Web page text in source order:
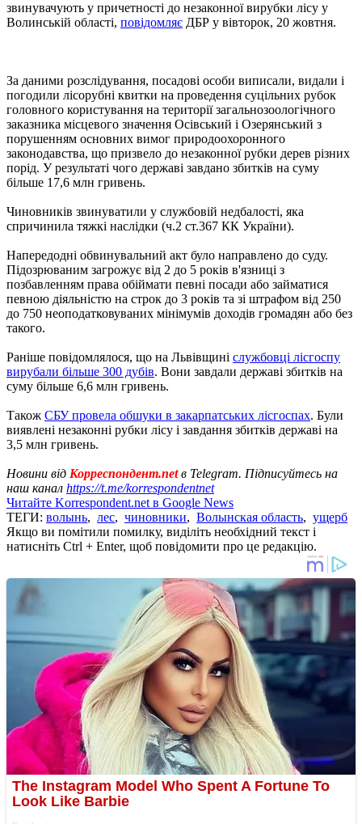
звинувачують у причетності до незаконної вирубки лісу у
Волинській області, повідомляє ДБР у вівторок, 20 жовтня.
За даними розслідування, посадові особи виписали, видали і
погодили лісорубні квитки на проведення суцільних рубок
головного користування на території загальнозоологічного
заказника місцевого значення Осівський і Озерянський з
порушенням основних вимог природоохоронного
законодавства, що призвело до незаконної рубки дерев різних
порід. У результаті чого державі завдано збитків на суму
більше 17,6 млн гривень.
Чиновників звинуватили у службовій недбалості, яка
спричинила тяжкі наслідки (ч.2 ст.367 КК України).
Напередодні обвинувальний акт було направлено до суду.
Підозрюваним загрожує від 2 до 5 років в'язниці з
позбавленням права обіймати певні посади або займатися
певною діяльністю на строк до 3 років та зі штрафом від 250
до 750 неоподатковуваних мінімумів доходів громадян або без
такого.
Раніше повідомлялося, що на Львівщині службовці лісгоспу
вирубали більше 300 дубів. Вони завдали державі збитків на
суму більше 6,6 млн гривень.
Також СБУ провела обшуки в закарпатських лісгоспах. Були
виявлені незаконні рубки лісу і завдання збитків державі на
3,5 млн гривень.
Новини від Корреспондент.netв Telegram. Підписуйтесь на
наш канал https://t.me/korrespondentnet
Читайте Korrespondent.net в Google News
ТЕГИ: волынь, лес, чиновники, Волынская область, ущерб
Якщо ви помітили помилку, виділіть необхідний текст і
натисніть Ctrl + Enter, щоб повідомити про це редакцію.